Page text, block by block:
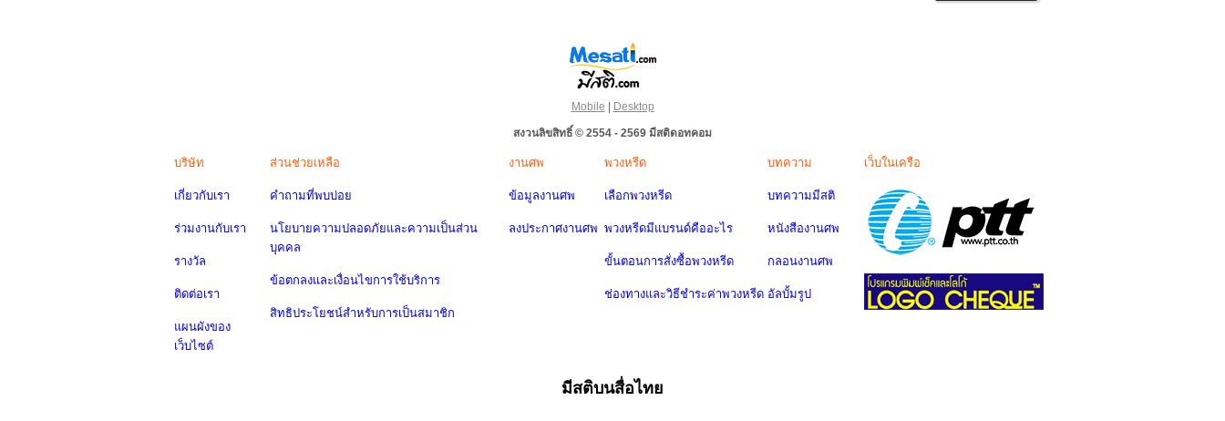
Mobile | Desktop
สงวนลิขสิทธิ์ © 2554 - 2569 มีสติดอทคอม
บริษัท
เกี่ยวกับเรา
ร่วมงานกับเรา
รางวัล
ติดต่อเรา
แผนผังของ
เว็บไซต์
ส่วนช่วยเหลือ
คำถามที่พบบ่อย
นโยบายความปลอดภัยและความเป็นส่วน
บุคคล
ข้อตกลงและเงื่อนไขการใช้บริการ
สิทธิประโยชน์สำหรับการเป็นสมาชิก
งานศพ
ข้อมูลงานศพ
ลงประกาศงานศพ
พวงหรีด
เลือกพวงหรีด
พวงหรีดมีแบรนด์คืออะไร
ขั้นตอนการสั่งซื้อพวงหรีด
ช่องทางและวิธีชำระค่าพวงหรีด
บทความ
บทความมีสติ
หนังสืองานศพ
กลอนงานศพ
อัลบั้มรูป
เว็บในเครือ
มีสติบนสื่อไทย